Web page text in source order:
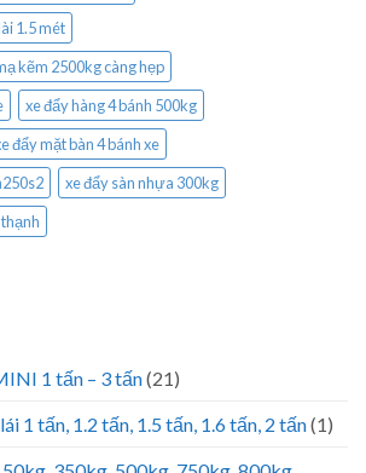
1.5 mét
kẽm 2500kg càng hẹp
xe đẩy hàng 4 bánh 500kg
đẩy mặt bàn 4 bánh xe
xe đẩy sàn nhựa 300kg
1 tấn – 3 tấn(21)
1 tấn, 1.2 tấn, 1.5 tấn, 1.6 tấn, 2 tấn(1)